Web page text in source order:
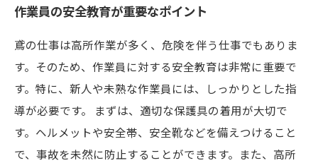
作業員の安全教育が重要なポイント
鳶の仕事は高所作業が多く、危険を伴う仕事でもありま
す。そのため、作業員に対する安全教育は非常に重要で
す。特に、新人や未熟な作業員には、しっかりとした指
導が必要です。 まずは、適切な保護具の着用が大切で
す。ヘルメットや安全帯、安全靴などを備えつけること
で、事故を未然に防止することができます。また、高所